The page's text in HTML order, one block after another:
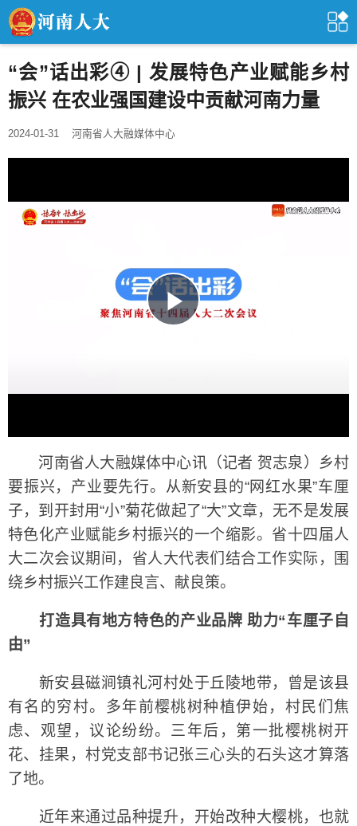
“会”话出彩④ | 发展特色产业赋能乡村
振兴 在农业强国建设中贡献河南力量
2024-01-31 河南省人大融媒体中心
河南省人大融媒体中心讯（记者 贺志泉）乡村
要振兴，产业要先行。从新安县的“网红水果”车厘
子，到开封用“小”菊花做起了“大”文章，无不是发展
特色化产业赋能乡村振兴的一个缩影。省十四届人
大二次会议期间，省人大代表们结合工作实际，围
绕乡村振兴工作建良言、献良策。
打造具有地方特色的产业品牌 助力“车厘子自
由”
新安县磁涧镇礼河村处于丘陵地带，曾是该县
有名的穷村。多年前樱桃树种植伊始，村民们焦
虑、观望，议论纷纷。三年后，第一批樱桃树开
花、挂果，村党支部书记张三心头的石头这才算落
了地。
近年来通过品种提升，开始改种大樱桃，也就